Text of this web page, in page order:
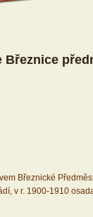
Březnice
Březnické
v r. 1900-1910